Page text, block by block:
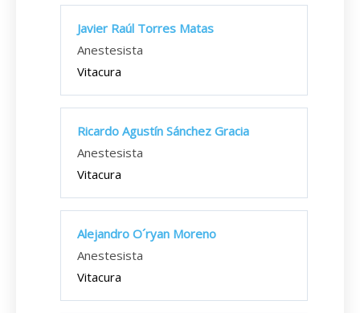
Javier Raúl Torres Matas
Anestesista
Vitacura
Ricardo Agustín Sánchez Gracia
Anestesista
Vitacura
Alejandro O´ryan Moreno
Anestesista
Vitacura